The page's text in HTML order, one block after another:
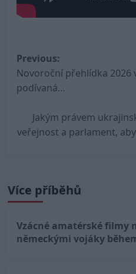
Post
navigation
Previous:
Novoroční přehlídka 2026
podívaná…
Jakým právem
veřejnost a parlament,
Více příběhů
Vzácné amatérské filmy
německými vojáky